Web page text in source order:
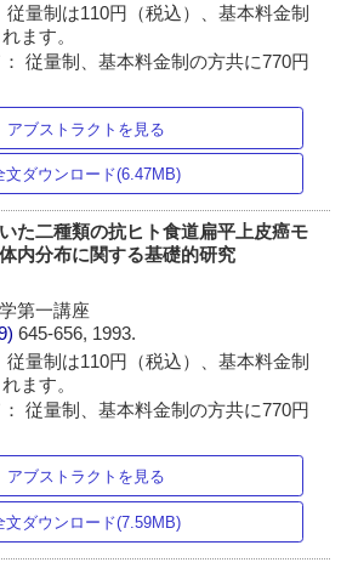
量制は110円（税込）、基本料金制
ます。
従量制、基本料金制の方共に770円
アブストラクトを見る
文ダウンロード(6.47MB)
た二種類の抗ヒト食道扁平上皮癌モ
内分布に関する基礎的研究
第一講座
645-656, 1993.
量制は110円（税込）、基本料金制
ます。
従量制、基本料金制の方共に770円
アブストラクトを見る
文ダウンロード(7.59MB)